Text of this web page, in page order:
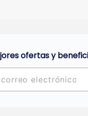
ofertas y